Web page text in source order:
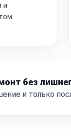
и
без
и только